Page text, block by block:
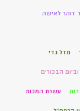
זוהר לאישה
מזל גדי
וביום הבכורים
עשרת המכות